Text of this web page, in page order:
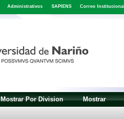
Administrativos SAPIENS Correo
Mostrar Por Division Mostrar